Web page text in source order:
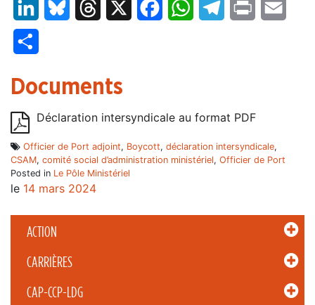
ACTION
CARRIÈRES
CAP-CCP-LDG
LinkedInBluesky Threads FacebookWhatsAppTelegram
Print
Documents
Déclaration intersyndicale au format PDF
Officier de Port adjoint, Boycott, déclaration intersyndicale,
CSAM, comité social d’administration ministériel, Officier de Port
Posted in Le Pôle Ministériel
le 14 mars 2024